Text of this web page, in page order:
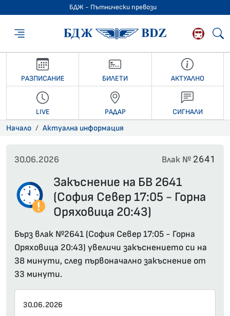
БДЖ - Пътнически превози
БДЖ -
РАЗПИСАНИЕ БИЛЕТИ АКТУАЛНО
LIVE РАДАР СИГНАЛИ
Начало Актуална информация
30.06.2026 Влак №2641
Закъснение на БВ 2641
(София Север 17:05 - Горна
Оряховица 20:43)
Бърз влак №2641 (София Север 17:05 - Горна
Оряховица 20:43) увеличи закъснението си на
38 минути, след първоначално закъснение от
33 минути.
30.06.2026